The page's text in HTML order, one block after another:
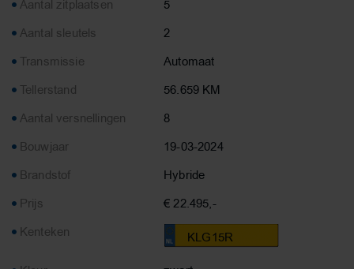
Aantal zitplaatsen
5
Aantal sleutels
2
Transmissie
Automaat
Tellerstand
56.659 KM
Aantal versnellingen
8
Bouwjaar
19-03-2024
Brandstof
Hybride
Prijs
€ 22.495,-
Kenteken
KLG15R